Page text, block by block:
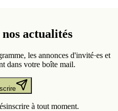
actualités
les annonces d'invité·es et
dans votre boîte mail.
à tout moment.